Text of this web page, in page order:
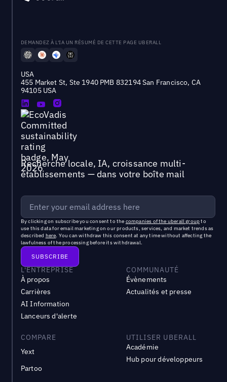
DEMANDEZ À L'IA UN RÉSUMÉ DE CETTE PAGE UBERALL
USA
455 Market St, Ste 1940 PMB 832194 San Francisco, CA
94105 USA
Recherche locale, IA, croissance multi-
établissements — dans votre boîte mail
By clicking on subscribe you consent to the companies of the uberall groupto
use this data for email marketing on our products, services, and market trends as
described here. You can withdraw this consent at any time without affecting the
lawfulness of the processing before its withdrawal.
L'ENTREPRISE
À propos
Carrières
AI Information
Lanceurs d'alerte
COMMUNAUTÉ
Évènements
Actualités et presse
COMPARE
Yext
Partoo
UTILISER UBERALL
Académie
Hub pour développeurs